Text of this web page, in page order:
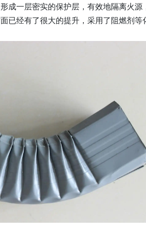
一层密实的保护层，有效地隔离火源
经有了很大的提升，采用了阻燃剂